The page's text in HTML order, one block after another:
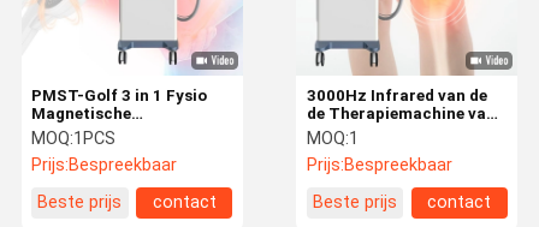
3000Hz Infrared van de
de Therapiemachine van
de
Drukgolfmagneetontsteking
voor Fysiotherapie
MOQ:1
Prijs:Bespreekbaar
Beste prijs
contact
PMST-Golf 3 in 1 Fysio
Magnetische
Therapiemachine met de
Pneumatische Schokgolf
van EMTT
MOQ:1PCS
Prijs:Bespreekbaar
Beste prijs
contact